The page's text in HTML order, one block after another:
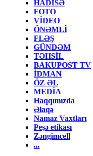
HADİSƏ
FOTO
VİDEO
ÖNƏMLİ
FLƏŞ
GÜNDƏM
TƏHSİL
BAKUPOST TV
İDMAN
ÖZ ƏL
MEDİA
Haqqımızda
Əlaqə
Namaz Vaxtları
Peşə etikası
Zəngimcell
...